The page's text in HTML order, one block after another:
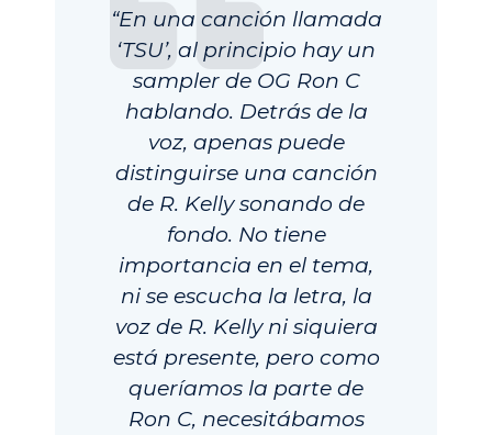
“En una canción llamada
‘TSU’, al principio hay un
sampler de OG Ron C
hablando. Detrás de la
voz, apenas puede
distinguirse una canción
de R. Kelly sonando de
fondo. No tiene
importancia en el tema,
ni se escucha la letra, la
voz de R. Kelly ni siquiera
está presente, pero como
queríamos la parte de
Ron C, necesitábamos